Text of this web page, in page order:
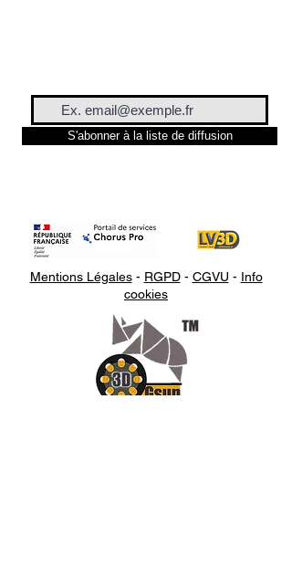
S'abonner à la liste de diffusion
Mentions Légales- RGPD- CGVU - Info
cookies